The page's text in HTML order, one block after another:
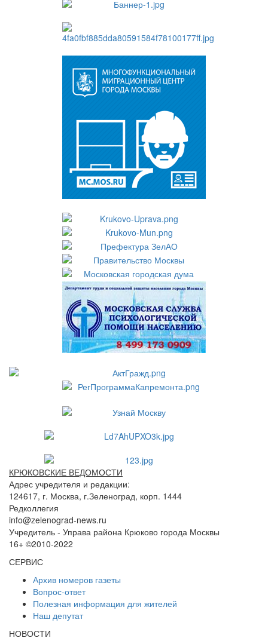
КРЮКОВСКИЕ ВЕДОМОСТИ
Адрес учредителя и редакции:
124617, г. Москва, г.Зеленоград, корп. 1444
Редколлегия
info@zelenograd-news.ru
Учредитель - Управа района Крюково города Москвы
16+ ©2010-2022
СЕРВИС
Архив номеров газеты
Вопрос-ответ
Полезная информация для жителей
Наш депутат
НОВОСТИ